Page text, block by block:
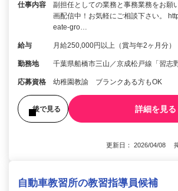
仕事内容
副担任としての業務と事務業務をお願
画配信中！お気軽にご相談下さい。
eate-gro…
給与 月給250,000円以上（賞与年2ヶ月分）
勤務地 千葉県船橋市三山／京成松戸線「習志
応募資格 幼稚園教諭 ブランクある方もOK
後で見る 詳細を見る
更新日： 2026/04/08
自動車教習所の教習指導員候補